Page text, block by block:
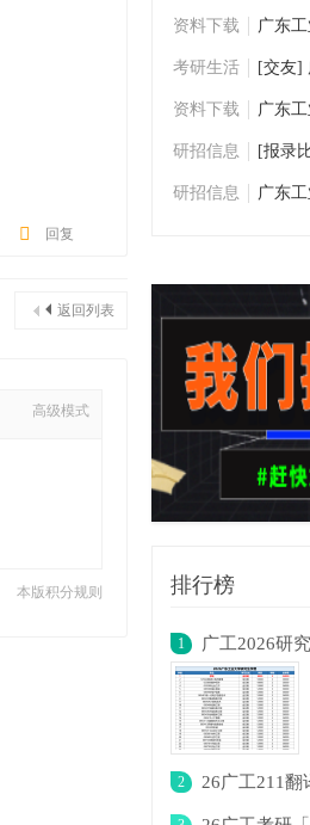
回复
返回列表
高级模式
本版积分规则
资料下载
考研生活
资料下载
研招信息
研招信息
排行榜
1
2